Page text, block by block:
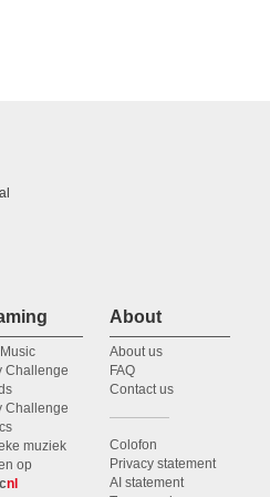
Mijam-Luise Münzel, Fiederike Lehnert,
Steinhöfel, Stefan Maass, Sebastian
Mijam-Luise Münzel, Fiederike Lehnert,
Steinhöfel, Stefan Maass, Sebastian
Challenge
Challenge
muziek
op
nl
About
About us
FAQ
Contact us
Colofon
Privacy statement
AI statement